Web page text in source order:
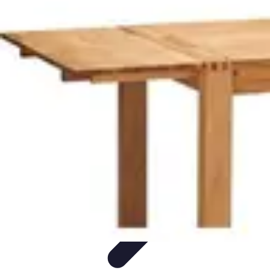
Services de menuiserieChoix du
MenusierMatériaux et TechniquesConseils pratiques
Services Menuisier